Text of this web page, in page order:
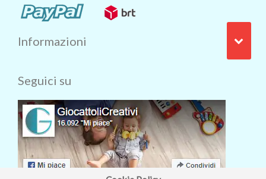
Informazioni
Seguici su